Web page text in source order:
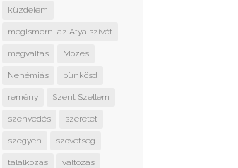
küzdelem
megismerni az Atya szívét
megváltás Mózes
Nehémiás pünkösd
remény Szent Szellem
szenvedés szeretet
szégyen szövetség
találkozás változás